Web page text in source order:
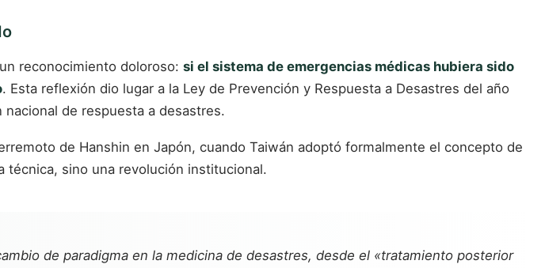
reconocimiento doloroso: si el sistema de emergencias médicas hubiera sido
. Esta reflexión dio lugar a la Ley de Prevención y Respuesta a Desastres del año
de respuesta a desastres.
de Hanshin en Japón, cuando Taiwán adoptó formalmente el concepto de
técnica, sino una revolución institucional.
de paradigma en la medicina de desastres, desde el «tratamiento posterior